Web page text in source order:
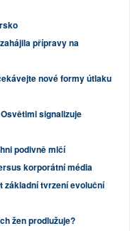
přípravy na
nové formy útlaku
signalizuje
podivně mlčí
korporátní média
tvrzení evoluční
žen prodlužuje?